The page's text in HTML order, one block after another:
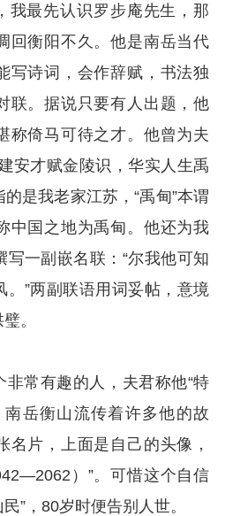
我最先认识罗步庵先生，那
回衡阳不久。他是南岳当代
写诗词，会作辞赋，书法独
联。据说只要有人出题，他
称倚马可待之才。他曾为夫
安才赋金陵识，华实人生禹
的是我老家江苏，“禹甸”本谓
中国之地为禹甸。他还为我
一副嵌名联：“尔我他可知
。”两副联语用词妥帖，意境
。
非常有趣的人，夫君称他“特
南岳衡山流传着许多他的故
名片，上面是自己的头像，
）”。可惜这个自信
”，80岁时便告别人世。